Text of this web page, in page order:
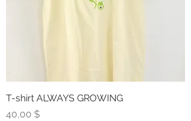
T-shirt ALWAYS GROWING
Prix
40,00 $